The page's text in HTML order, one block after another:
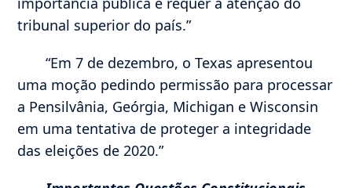
tribunal superior do país.”
“Em 7 de dezembro, o Texas apresentou
uma moção pedindo permissão para processar
a Pensilvânia, Geórgia, Michigan e Wisconsin
em uma tentativa de proteger a integridade
das eleições de 2020.”